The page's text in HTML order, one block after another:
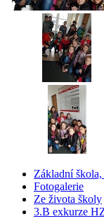
Základní
Fotogalerie
Ze života školy
3.B exkurze